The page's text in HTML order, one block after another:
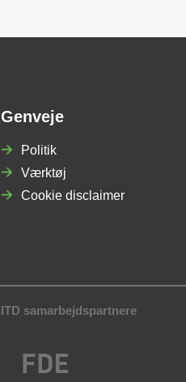
Genveje
Politik
Værktøj
Cookie disclaimer
ITD samarbejdspartnere